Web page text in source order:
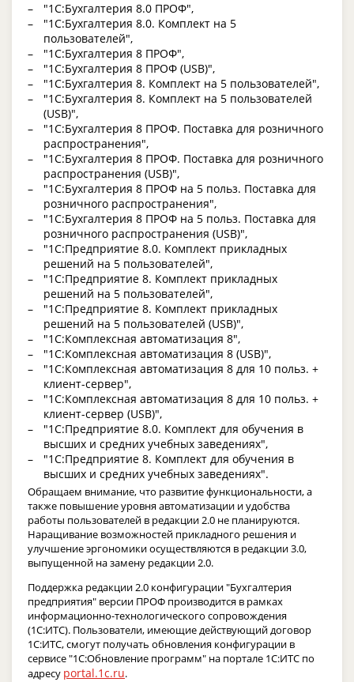
"1С:Бухгалтерия 8.0 ПРОФ",
"1С:Бухгалтерия 8.0. Комплект на 5
пользователей",
"1С:Бухгалтерия 8 ПРОФ",
"1С:Бухгалтерия 8 ПРОФ (USB)",
"1С:Бухгалтерия 8. Комплект на 5 пользователей",
"1С:Бухгалтерия 8. Комплект на 5 пользователей
(USB)",
"1С:Бухгалтерия 8 ПРОФ. Поставка для розничного
распространения",
"1С:Бухгалтерия 8 ПРОФ. Поставка для розничного
распространения (USB)",
"1С:Бухгалтерия 8 ПРОФ на 5 польз. Поставка для
розничного распространения",
"1С:Бухгалтерия 8 ПРОФ на 5 польз. Поставка для
розничного распространения (USB)",
"1С:Предприятие 8.0. Комплект прикладных
решений на 5 пользователей",
"1С:Предприятие 8. Комплект прикладных
решений на 5 пользователей",
"1С:Предприятие 8. Комплект прикладных
решений на 5 пользователей (USB)",
"1С:Комплексная автоматизация 8",
"1С:Комплексная автоматизация 8 (USB)",
"1С:Комплексная автоматизация 8 для 10 польз. +
клиент-сервер",
"1С:Комплексная автоматизация 8 для 10 польз. +
клиент-сервер (USB)",
"1С:Предприятие 8.0. Комплект для обучения в
высших и средних учебных заведениях",
"1С:Предприятие 8. Комплект для обучения в
высших и средних учебных заведениях".
Обращаем внимание, что развитие функциональности, а
также повышение уровня автоматизации и удобства
работы пользователей в редакции 2.0 не планируются.
Наращивание возможностей прикладного решения и
улучшение эргономики осуществляются в редакции 3.0,
выпущенной на замену редакции 2.0.
Поддержка редакции 2.0 конфигурации "Бухгалтерия
предприятия" версии ПРОФ производится в рамках
информационно-технологического сопровождения
(1С:ИТС). Пользователи, имеющие действующий договор
1С:ИТС, смогут получать обновления конфигурации в
сервисе "1С:Обновление программ" на портале 1С:ИТС по
адресу portal.1c.ru.